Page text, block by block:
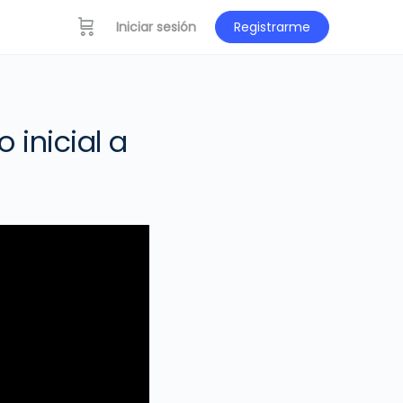
Iniciar sesión Registrarme
inicial a